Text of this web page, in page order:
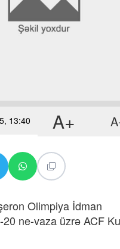
13:40 A+
Olimpiya İdman
ne-vaza üzrə ACF